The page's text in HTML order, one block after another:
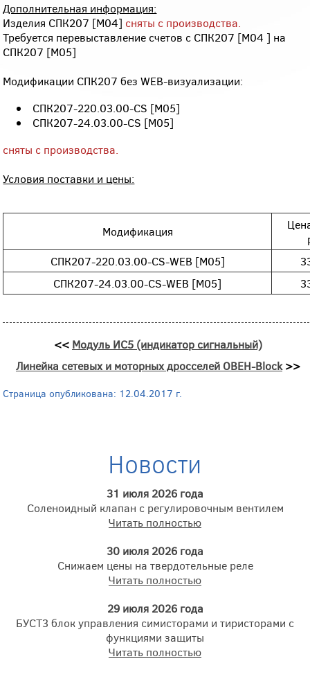
Дополнительная информация:
Изделия СПК207 [M04] сняты с производства.
Требуется перевыставление счетов с СПК207 [M04 ] на
СПК207 [M05]
Модификации СПК207 без WEB-визуализации:
СПК207-220.03.00-CS [М05]
СПК207-24.03.00-CS [М05]
сняты с производства.
Условия поставки и цены:
Модификация
СПК207-220.03.00-CS-WEB [М05]
СПК207-24.03.00-CS-WEB [М05]
<< Модуль ИС5 (индикатор сигнальный)
Линейка сетевых и моторных дросселей ОВЕН-Block>>
Страница опубликована: 12.04.2017 г.
Новости
31 июля 2026 года
Соленоидный клапан с регулировочным вентилем
Читать полностью
30 июля 2026 года
Снижаем цены на твердотельные реле
Читать полностью
29 июля 2026 года
БУСТ3 блок управления симисторами и тиристорами с
функциями защиты
Читать полностью